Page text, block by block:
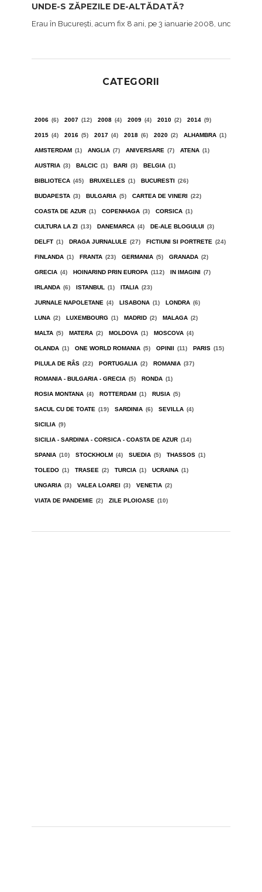
UNDE-S ZĂPEZILE DE-ALTĂDATĂ?
Erau în București, acum fix 8 ani, pe 3 ianuarie 2008, undeva pe
CATEGORII
2006 (6) 2007 (12) 2008 (4) 2009 (4) 2010 (2) 2014 (9)
2015 (4) 2016 (5) 2017 (4) 2018 (6) 2020 (2) ALHAMBRA (1)
AMSTERDAM (1) ANGLIA (7) ANIVERSARE (7) ATENA (1)
AUSTRIA (3) BALCIC (1) BARI (3) BELGIA (1)
BIBLIOTECA (45) BRUXELLES (1) BUCURESTI (26)
BUDAPESTA (3) BULGARIA (5) CARTEA DE VINERI (22)
COASTA DE AZUR (1) COPENHAGA (3) CORSICA (1)
CULTURA LA ZI (13) DANEMARCA (4) DE-ALE BLOGULUI (3)
DELFT (1) DRAGA JURNALULE (27) FICTIUNI SI PORTRETE (24)
FINLANDA (1) FRANTA (23) GERMANIA (5) GRANADA (2)
GRECIA (4) HOINARIND PRIN EUROPA (112) IN IMAGINI (7)
IRLANDA (6) ISTANBUL (1) ITALIA (23)
JURNALE NAPOLETANE (4) LISABONA (1) LONDRA (6)
LUNA (2) LUXEMBOURG (1) MADRID (2) MALAGA (2)
MALTA (5) MATERA (2) MOLDOVA (1) MOSCOVA (4)
OLANDA (1) ONE WORLD ROMANIA (5) OPINII (11) PARIS (15)
PILULA DE RÂS (22) PORTUGALIA (2) ROMANIA (37)
ROMANIA - BULGARIA - GRECIA (5) RONDA (1)
ROSIA MONTANA (4) ROTTERDAM (1) RUSIA (5)
SACUL CU DE TOATE (19) SARDINIA (6) SEVILLA (4)
SICILIA (9)
SICILIA - SARDINIA - CORSICA - COASTA DE AZUR (14)
SPANIA (10) STOCKHOLM (4) SUEDIA (5) THASSOS (1)
TOLEDO (1) TRASEE (2) TURCIA (1) UCRAINA (1)
UNGARIA (3) VALEA LOAREI (3) VENETIA (2)
VIATA DE PANDEMIE (2) ZILE PLOIOASE (10)